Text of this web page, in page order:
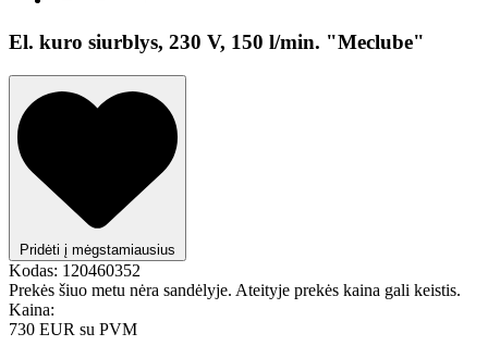
El. kuro siurblys, 230 V, 150 l/min. "Meclube"
Pridėti į mėgstamiausius
Kodas: 120460352
Prekės šiuo metu nėra sandėlyje. Ateityje prekės kaina gali keistis.
Kaina:
730 EUR su PVM